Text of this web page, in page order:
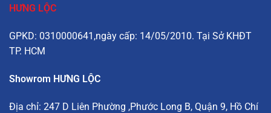
HƯNG LỘC
GPKD: 0310000641,ngày cấp: 14/05/2010. Tại Sở KHĐT
TP. HCM
Showrom HƯNG LỘC
Địa chỉ: 247 D Liên Phường ,Phước Long B, Quận 9, Hồ Chí